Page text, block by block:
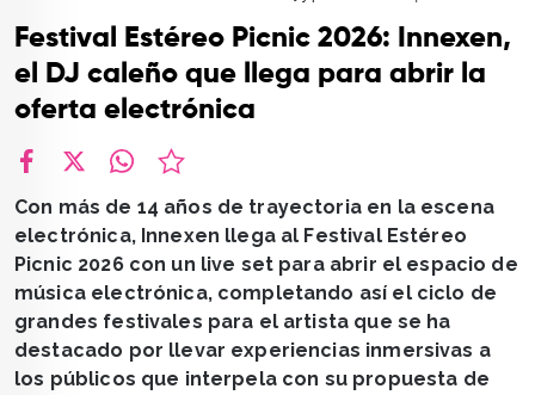
QUIÉNES SOMOS
CONTACTO
Festival Estéreo Picnic 2026: Innexen,
el DJ caleño que llega para abrir la
oferta electrónica
Con más de 14 años de trayectoria en la escena
electrónica, Innexen llega al Festival Estéreo
Picnic 2026 con un live set para abrir el espacio de
música electrónica, completando así el ciclo de
grandes festivales para el artista que se ha
destacado por llevar experiencias inmersivas a
los públicos que interpela con su propuesta de